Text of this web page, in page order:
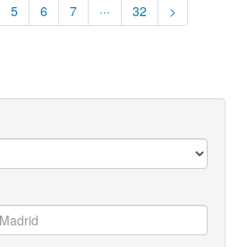
5 6 7 ··· 32 >